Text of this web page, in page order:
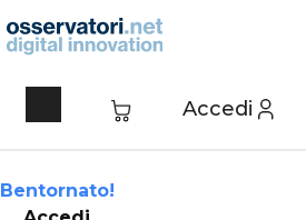
Accedi
Bentornato!